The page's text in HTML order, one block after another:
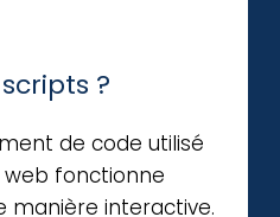
?
de code utilisé
fonctionne
interactive.